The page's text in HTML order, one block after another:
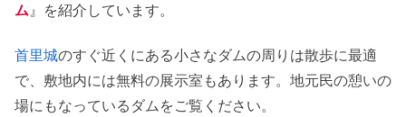
ム』を紹介しています。
首里城のすぐ近くにある小さなダムの周りは散歩に最適
で、敷地内には無料の展示室もあります。地元民の憩いの
場にもなっているダムをご覧ください。